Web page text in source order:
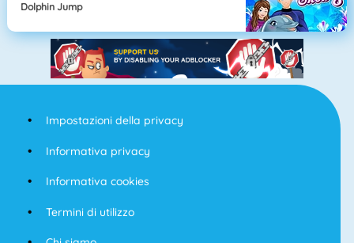
Dolphin Jump
Impostazioni della privacy
Informativa privacy
Informativa cookies
Termini di utilizzo